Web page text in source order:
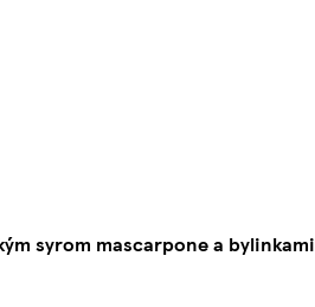
syrom mascarpone a bylinkami